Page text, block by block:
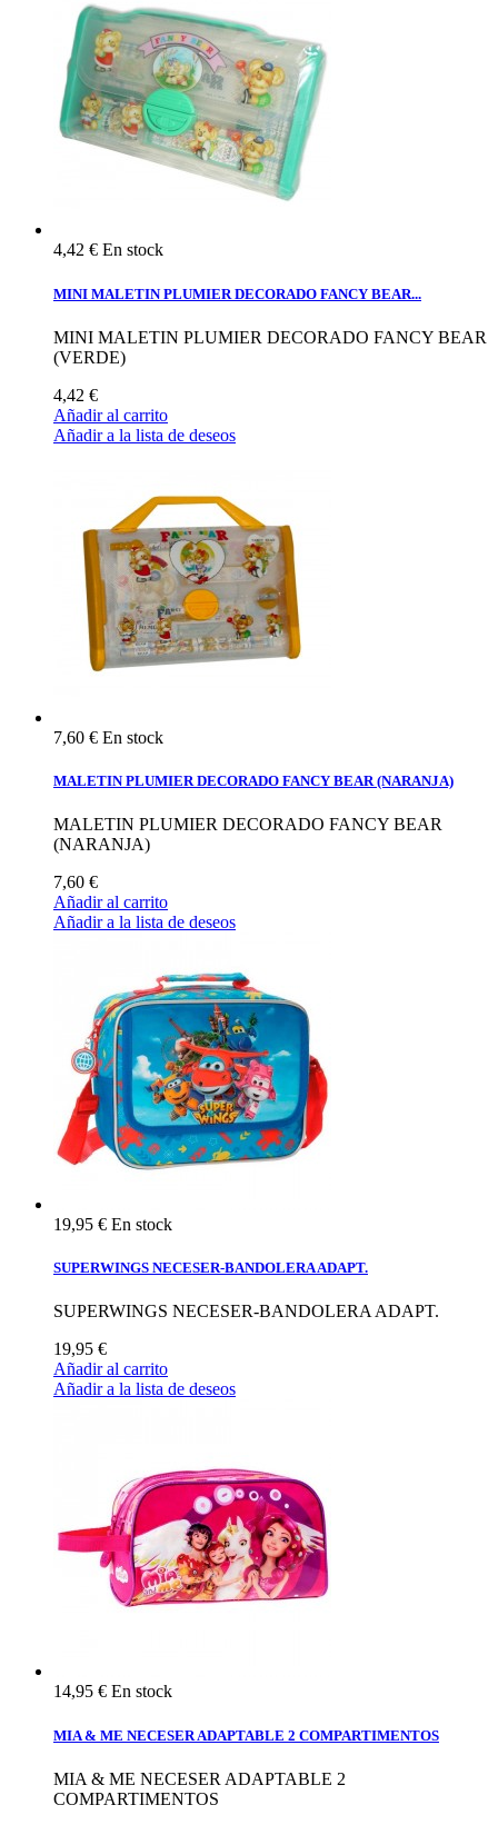
4,42 € En stock
MINI MALETIN PLUMIER DECORADO FANCY BEAR...
MINI MALETIN PLUMIER DECORADO FANCY BEAR
(VERDE)
4,42 €
Añadir al carrito
Añadir a la lista de deseos
7,60 € En stock
MALETIN PLUMIER DECORADO FANCY BEAR (NARANJA)
MALETIN PLUMIER DECORADO FANCY BEAR
(NARANJA)
7,60 €
Añadir al carrito
Añadir a la lista de deseos
19,95 € En stock
SUPERWINGS NECESER-BANDOLERA ADAPT.
SUPERWINGS NECESER-BANDOLERA ADAPT.
19,95 €
Añadir al carrito
Añadir a la lista de deseos
14,95 € En stock
MIA & ME NECESER ADAPTABLE 2 COMPARTIMENTOS
MIA & ME NECESER ADAPTABLE 2
COMPARTIMENTOS